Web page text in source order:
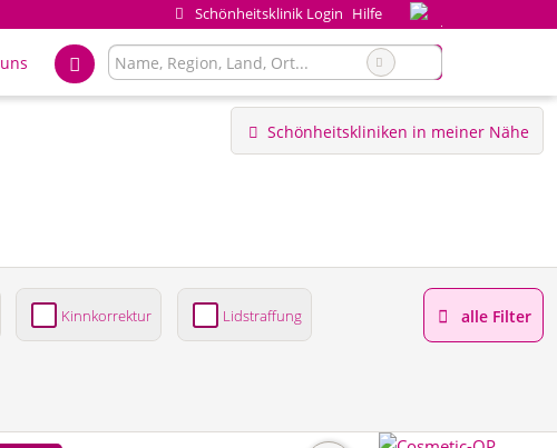
Schönheitsklinik Login Hilfe
Schönheitskliniken in meiner Nähe
Kinnkorrektur Lidstraffung alle Filter